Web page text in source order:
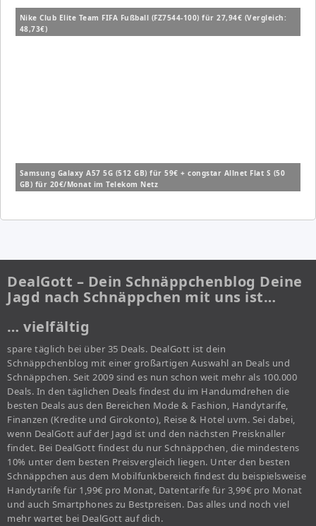
Nike Club Elite Team FIFA Fußball (FZ7544-100) für 27,94€ (Vergleich:
48,73€)
Samsung Galaxy A57 5G (512 GB) für 59€ + congstar Allnet Flat S (50
GB) für 20€/Monat im Telekom Netz
DealGott – Dein Schnäppchenblog Deine
Jagd nach Schnäppchen mit uns ist…
… vielfältig
spare täglich bei über 35 Deals. DealGott ist dein
Schnäppchenblog mit einer großartigen Auswahl an Deals und
Schnäppchen. Seit 2009 sind es nun schon weit mehr als 100.000
Deals. In den täglichen Deals findest du im Handumdrehen die
besten Deals aus den Bereichen Mode & Fashion, Handytarife,
Finanzen (Kredite und Girokonto), Reise & Hotel uvm. Sei dabei,
wenn DealGott auf der Jagd ist und den nächsten Preisknaller
findet. Bei DealGott findest du nur Schnäppchen, die mindestens
10% unter dem besten Preisvergleich liegen. Unter den besten
Schnäppchen aus dem Mobilfunkbereich findest du beispielsweise
Handytarife für 1,99€ pro Monat, Datentarife für 3,99€ pro Monat
und auch Smartphones zu Bestpreisen. Das alles und noch viel
mehr wartet bei DealGott auf dich.